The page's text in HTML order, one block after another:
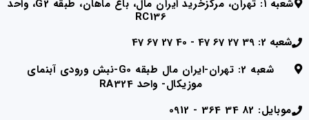
شعبه ۱: تهران، مرکزخرید ایران مال، باغ ماهان، طبقه G2، واحد
RC136
شعبه 2: 39 27 67 47 - 40 27 67 47
شعبه 2: تهران-ایران مال طبقه G0-نبش ورودی آبنمای
موزیکال- واحد RA324
موبایل: 82 34 364 - 0912